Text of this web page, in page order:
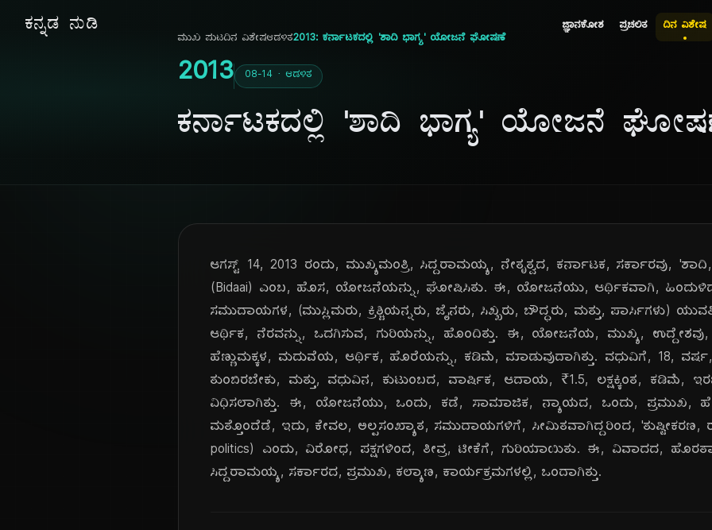
ಕನ್ನಡ ನುಡಿ ಜ್ಞಾನಕೋಶ ಪ್ರಚಲಿತ ದಿನ ವಿಶೇಷ
ಮುಖ ಪುಟದಿನ ವಿಶೇಷಆಡಳಿತ2013: ಕರ್ನಾಟಕದಲ್ಲಿ 'ಶಾದಿ ಭಾಗ್ಯ' ಯೋಜನೆ ಘೋಷಣೆ
2013 08-14 · ಆಡಳಿತ
ಕರ್ನಾಟಕದಲ್ಲಿ 'ಶಾದಿ ಭಾಗ್ಯ' ಯೋಜನೆ
ಆಗಸ್ಟ್ 14, 2013 ರಂದು, ಮುಖ್ಯಮಂತ್ರಿ, ಸಿದ್ದರಾಮಯ್ಯ, ನೇತೃತ್ವದ, ಕರ್ನಾಟಕ, ಸರ್ಕಾರವು,
(Bidaai) ಎಂಬ, ಹೊಸ, ಯೋಜನೆಯನ್ನು, ಘೋಷಿಸಿತು. ಈ, ಯೋಜನೆಯು, ಆರ್ಥಿಕವಾಗಿ, ಹಿಂದುಳಿದ,
ಸಮುದಾಯಗಳ, (ಮುಸ್ಲಿಮರು, ಕ್ರಿಶ್ಚಿಯನ್ನರು, ಜೈನರು, ಸಿಖ್ಖರು, ಬೌದ್ಧರು, ಮತ್ತು, ಪಾರ್ಸಿಗಳು)
ಆರ್ಥಿಕ, ನೆರವನ್ನು, ಒದಗಿಸುವ, ಗುರಿಯನ್ನು, ಹೊಂದಿತ್ತು. ಈ, ಯೋಜನೆಯ, ಮುಖ್ಯ,
ಹೆಣ್ಣುಮಕ್ಕಳ, ಮದುವೆಯ, ಆರ್ಥಿಕ, ಹೊರೆಯನ್ನು, ಕಡಿಮೆ, ಮಾಡುವುದಾಗಿತ್ತು. ವಧುವಿಗೆ, 18,
ತುಂಬಿರಬೇಕು, ಮತ್ತು, ವಧುವಿನ, ಕುಟುಂಬದ, ವಾರ್ಷಿಕ, ಆದಾಯ, ₹1.5, ಲಕ್ಷಕ್ಕಿಂತ, ಕಡಿಮೆ,
ವಿಧಿಸಲಾಗಿತ್ತು. ಈ, ಯೋಜನೆಯು, ಒಂದು, ಕಡೆ, ಸಾಮಾಜಿಕ, ನ್ಯಾಯದ, ಒಂದು, ಪ್ರಮುಖ, ಹೆಜ್ಜೆ,
ಮತ್ತೊಂದೆಡೆ, ಇದು, ಕೇವಲ, ಅಲ್ಪಸಂಖ್ಯಾತ, ಸಮುದಾಯಗಳಿಗೆ, ಸೀಮಿತವಾಗಿದ್ದರಿಂದ, 'ತುಷ್ಟೀಕರಣ,
politics) ಎಂದು, ವಿರೋಧ, ಪಕ್ಷಗಳಿಂದ, ತೀವ್ರ, ಟೀಕೆಗೆ, ಗುರಿಯಾಯಿತು. ಈ, ವಿವಾದದ,
ಸಿದ್ದರಾಮಯ್ಯ, ಸರ್ಕಾರದ, ಪ್ರಮುಖ, ಕಲ್ಯಾಣ, ಕಾರ್ಯಕ್ರಮಗಳಲ್ಲಿ, ಒಂದಾಗಿತ್ತು.